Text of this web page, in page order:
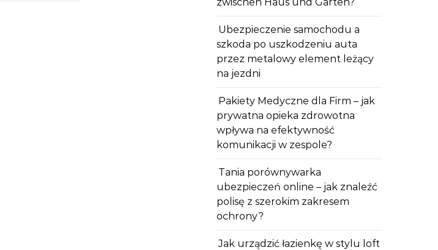
Ubezpieczenie samochodu a
szkoda po uszkodzeniu auta
przez metalowy element leżący
na jezdni
Pakiety Medyczne dla Firm – jak
prywatna opieka zdrowotna
wpływa na efektywność
komunikacji w zespole?
Tania porównywarka
ubezpieczeń online – jak znaleźć
polisę z szerokim zakresem
ochrony?
Jak urządzić łazienkę w stylu loft